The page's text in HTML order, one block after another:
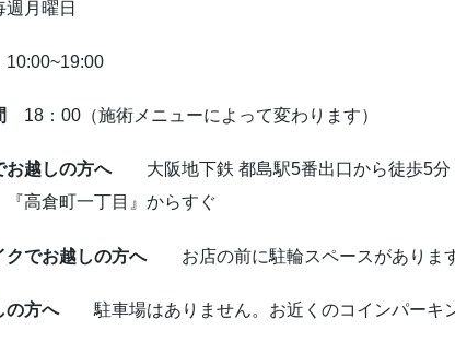
週月曜日
10:00~19:00
18：00（施術メニューによって変わります）
お越しの方へ 大阪地下鉄 都島駅5番出口から徒歩5
高倉町一丁目』からすぐ
クでお越しの方へ お店の前に駐輪スペースがありま
の方へ 駐車場はありません。お近くのコインパーキ